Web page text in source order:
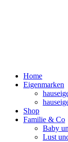
Home
Eigenmarken
Shop
Familie & Co
Baby
Lust